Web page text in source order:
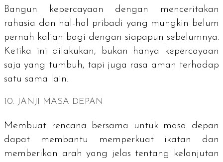
Bangun kepercayaan dengan menceritakan
rahasia dan hal-hal pribadi yang mungkin belum
pernah kalian bagi dengan siapapun sebelumnya.
Ketika ini dilakukan, bukan hanya kepercayaan
saja yang tumbuh, tapi juga rasa aman terhadap
satu sama lain.
10. JANJI MASA DEPAN
Membuat rencana bersama untuk masa depan
dapat membantu memperkuat ikatan dan
memberikan arah yang jelas tentang kelanjutan